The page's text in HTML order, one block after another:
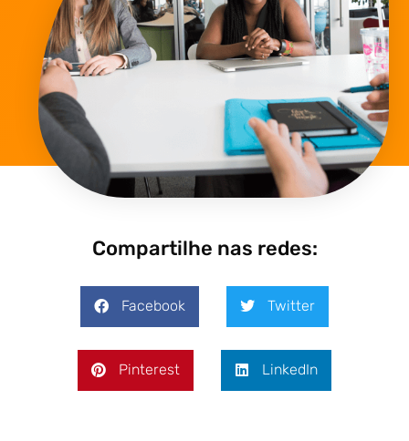
Compartilhe nas redes:
Facebook Twitter
Pinterest LinkedIn